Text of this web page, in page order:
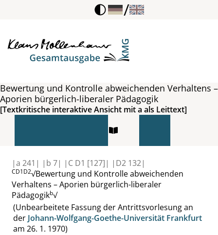
/
Bewertung und Kontrolle abweichenden Verhaltens –
Aporien bürgerlich-liberaler Pädagogik
[Textkritische interaktive Ansicht mit a als Leittext]
|a 241| | b 7| | C D1 [127]| | D2 132|
CD1D2√Bewertung und Kontrolleabweichenden
Verhaltens – Aporien bürgerlich-liberaler
Pädagogikb√
(Unbearbeitete Fassung der Antrittsvorlesung an
der Johann-Wolfgang-Goethe-Universität Frankfurt
am 26. 1. 1970)